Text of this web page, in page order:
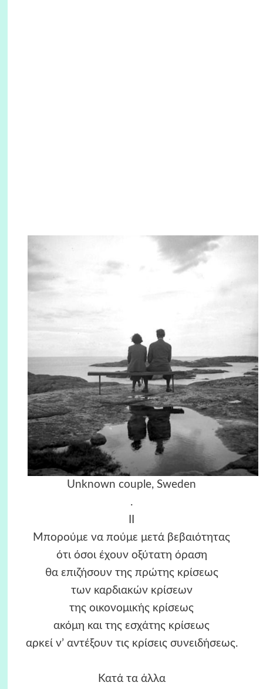
Unknown couple, Sweden
.
Μπορούμε να πούμε μετά βεβαιότητας
ότι όσοι έχουν οξύτατη όραση
θα επιζήσουν της πρώτης κρίσεως
των καρδιακών κρίσεων
της οικονομικής κρίσεως
ακόμη και της εσχάτης κρίσεως
αρκεί ν’ αντέξουν τις κρίσεις συνειδήσεως.
Κατά τα άλλα